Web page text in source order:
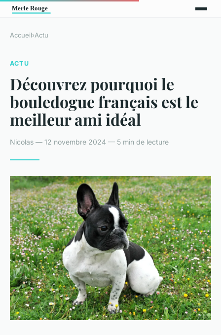
Accueil›Actu
ACTU
Découvrez pourquoi le
bouledogue français est le
meilleur ami idéal
Nicolas — 12 novembre 2024 — 5 min de lecture